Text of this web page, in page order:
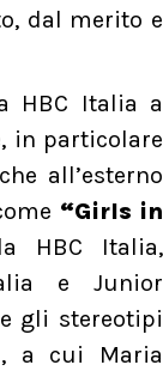
dal merito e
HBC Italia a
in particolare
all’esterno
“Girls in
HBC Italia,
e Junior
gli stereotipi
a cui Maria